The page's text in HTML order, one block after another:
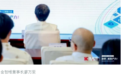
金智维董事长廖万里